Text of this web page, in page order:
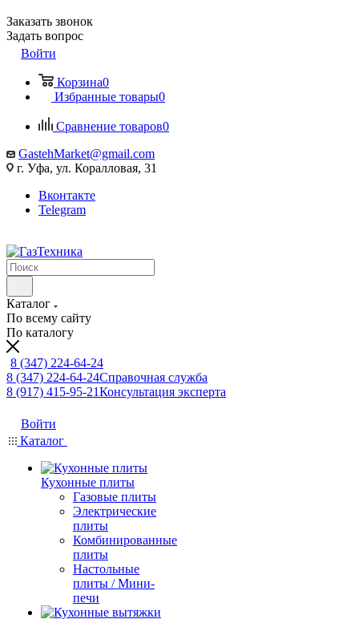
Заказать звонок
Задать вопрос
Войти
Корзина0
Избранные товары0
Сравнение товаров0
GastehMarket@gmail.com
г. Уфа, ул. Коралловая, 31
Вконтакте
Telegram
Каталог
По всему сайту
По каталогу
8 (347) 224-64-24
8 (347) 224-64-24Справочная служба
8 (917) 415-95-21Консультация эксперта
Войти
Каталог
Кухонные плиты
Газовые плиты
Электрические
плиты
Комбинированные
плиты
Настольные
плиты / Мини-
печи